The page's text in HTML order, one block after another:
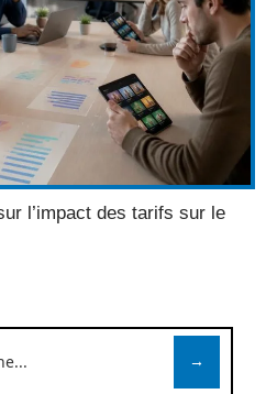
l’impact des tarifs sur le